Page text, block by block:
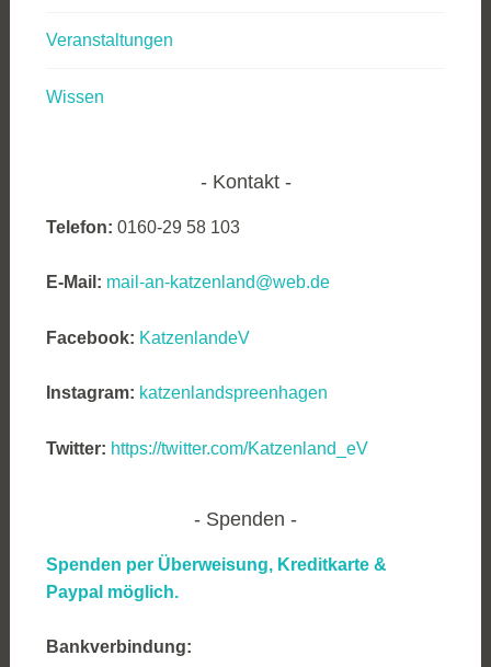
Veranstaltungen
Wissen
Kontakt
Telefon: 0160-29 58 103
E-Mail: mail-an-katzenland@web.de
Facebook: KatzenlandeV
Instagram: katzenlandspreenhagen
Twitter: https://twitter.com/Katzenland_eV
Spenden
Spenden per Überweisung, Kreditkarte &
Paypal möglich.
Bankverbindung: